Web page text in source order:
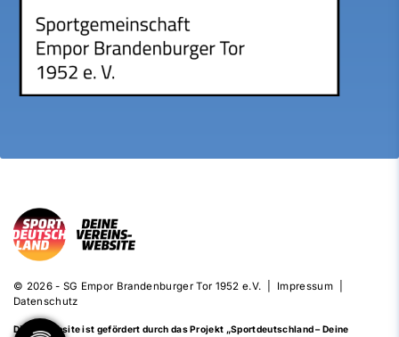
© 2026 - SG Empor Brandenburger Tor 1952 e.V. | Impressum|
Datenschutz
Diese Website ist gefördert durch das Projekt „Sportdeutschland – Deine